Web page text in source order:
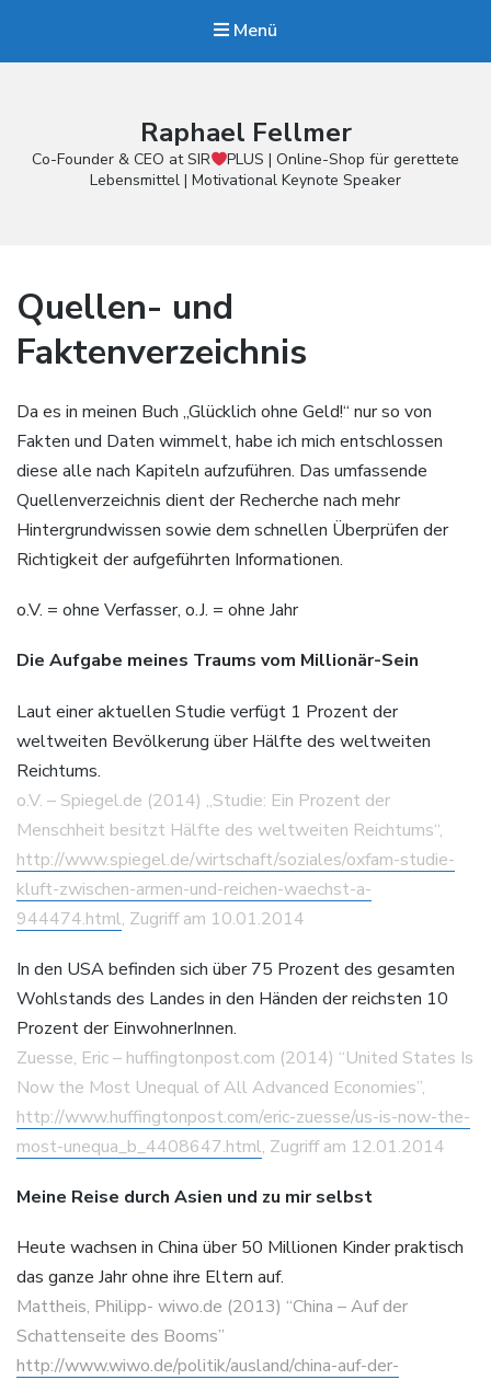
Menü
Raphael Fellmer
Co-Founder & CEO at SIR
PLUS | Online-Shop für gerettete
Lebensmittel | Motivational Keynote Speaker
Quellen- und
Faktenverzeichnis
Da es in meinen Buch „Glücklich ohne Geld!“ nur so von
Fakten und Daten wimmelt, habe ich mich entschlossen
diese alle nach Kapiteln aufzuführen. Das umfassende
Quellenverzeichnis dient der Recherche nach mehr
Hintergrundwissen sowie dem schnellen Überprüfen der
Richtigkeit der aufgeführten Informationen.
o.V. = ohne Verfasser, o.J. = ohne Jahr
Die Aufgabe meines Traums vom Millionär-Sein
Laut einer aktuellen Studie verfügt 1 Prozent der
weltweiten Bevölkerung über Hälfte des weltweiten
Reichtums.
o.V. – Spiegel.de (2014) „Studie: Ein Prozent der
Menschheit besitzt Hälfte des weltweiten Reichtums“,
http://www.spiegel.de/wirtschaft/soziales/oxfam-studie-
kluft-zwischen-armen-und-reichen-waechst-a-
944474.html, Zugriff am 10.01.2014
In den USA befinden sich über 75 Prozent des gesamten
Wohlstands des Landes in den Händen der reichsten 10
Prozent der EinwohnerInnen.
Zuesse, Eric – huffingtonpost.com (2014) “United States Is
Now the Most Unequal of All Advanced Economies”,
http://www.huffingtonpost.com/eric-zuesse/us-is-now-the-
most-unequa_b_4408647.html, Zugriff am 12.01.2014
Meine Reise durch Asien und zu mir selbst
Heute wachsen in China über 50 Millionen Kinder praktisch
das ganze Jahr ohne ihre Eltern auf.
Mattheis, Philipp- wiwo.de (2013) “China – Auf der
Schattenseite des Booms”
http://www.wiwo.de/politik/ausland/china-auf-der-